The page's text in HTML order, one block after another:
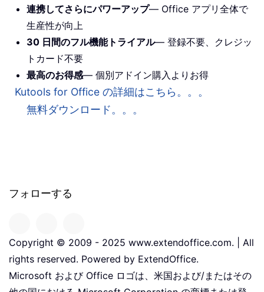
連携してさらにパワーアップ— Office アプリ全体で
生産性が向上
30 日間のフル機能トライアル— 登録不要、クレジッ
トカード不要
最高のお得感— 個別アドイン購入よりお得
Kutools for Office の詳細はこちら。。。
無料ダウンロード。。。
フォローする
Copyright © 2009 - 2025 www.extendoffice.com. | All
rights reserved. Powered by ExtendOffice.
Microsoft および Office ロゴは、米国および/またはその